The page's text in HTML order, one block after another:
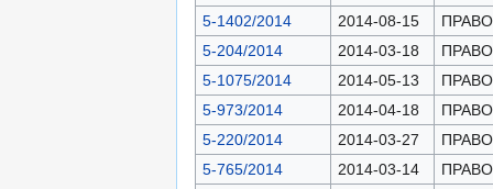
5-1402/2014
2014-08-15
5-204/2014
2014-03-18
5-1075/2014
2014-05-13
5-973/2014
2014-04-18
5-220/2014
2014-03-27
5-765/2014
2014-03-14